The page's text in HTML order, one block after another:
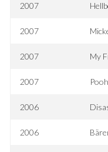
2007
2007
2007 My
2007
2006
2006